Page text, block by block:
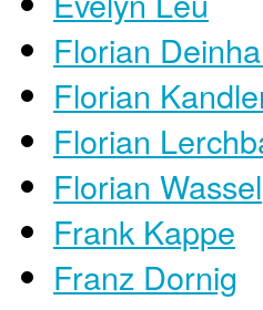
Florian
Florian
Florian
Florian Wassel
Frank Kappe
Franz Dornig